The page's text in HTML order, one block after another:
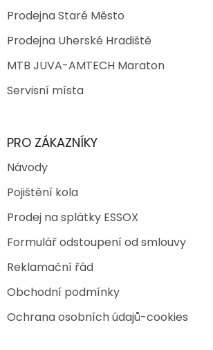
Prodejna Staré Město
Prodejna Uherské Hradiště
MTB JUVA-AMTECH Maraton
Servisní místa
PRO ZÁKAZNÍKY
Návody
Pojištění kola
Prodej na splátky ESSOX
Formulář odstoupení od smlouvy
Reklamační řád
Obchodní podmínky
Ochrana osobních údajů-cookies